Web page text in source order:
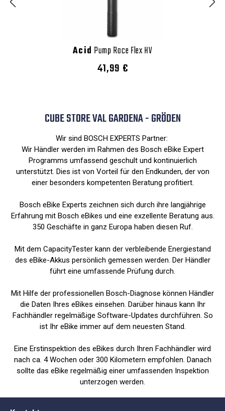
Acid Pump Race Flex HV
41,99 €
CUBE STORE VAL GARDENA - GRÖDEN
Wir sind BOSCH EXPERTS Partner:
Wir Händler werden im Rahmen des Bosch eBike Expert
Programms umfassend geschult und kontinuierlich
unterstützt. Dies ist von Vorteil für den Endkunden, der von
einer besonders kompetenten Beratung profitiert.
Bosch eBike Experts zeichnen sich durch ihre langjährige
Erfahrung mit Bosch eBikes und eine exzellente Beratung aus.
350 Geschäfte in ganz Europa haben diesen Ruf.
Mit dem CapacityTester kann der verbleibende Energiestand
des eBike-Akkus persönlich gemessen werden. Der Händler
führt eine umfassende Prüfung durch.
Mit Hilfe der professionellen Bosch-Diagnose können Händler
die Daten Ihres eBikes einsehen. Darüber hinaus kann Ihr
Fachhändler regelmäßige Software-Updates durchführen. So
ist Ihr eBike immer auf dem neuesten Stand.
Eine Erstinspektion des eBikes durch Ihren Fachhändler wird
nach ca. 4 Wochen oder 300 Kilometern empfohlen. Danach
sollte das eBike regelmäßig einer umfassenden Inspektion
unterzogen werden.